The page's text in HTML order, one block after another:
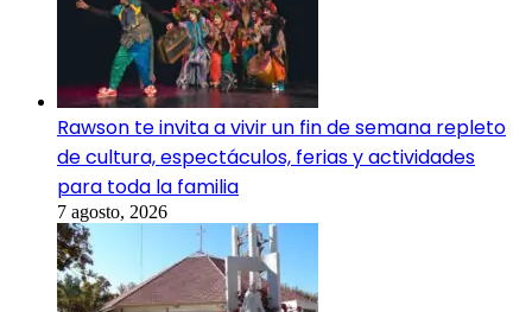
Rawson te invita a vivir un fin de semana repleto
de cultura, espectáculos, ferias y actividades
para toda la familia
7 agosto, 2026